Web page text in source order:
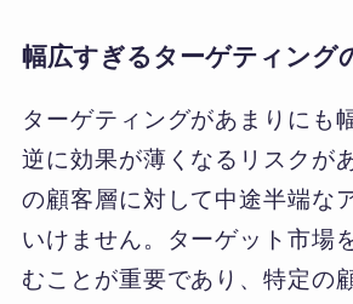
幅広すぎるターゲティング
ターゲティングがあまりにも
逆に効果が薄くなるリスクが
の顧客層に対して中途半端な
いけません。ターゲット市場
むことが重要であり、特定の